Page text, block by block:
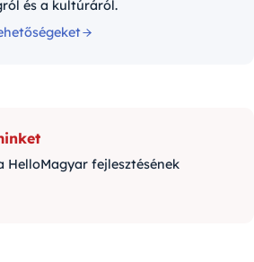
és a kultúráról.
HelloMagyar fejlesztésének